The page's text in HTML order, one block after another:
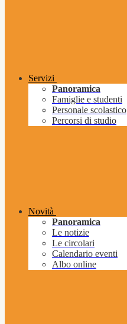
Servizi
Panoramica
Famiglie e studenti
Personale scolastico
Percorsi di studio
Novità
Panoramica
Le notizie
Le circolari
Calendario eventi
Albo online